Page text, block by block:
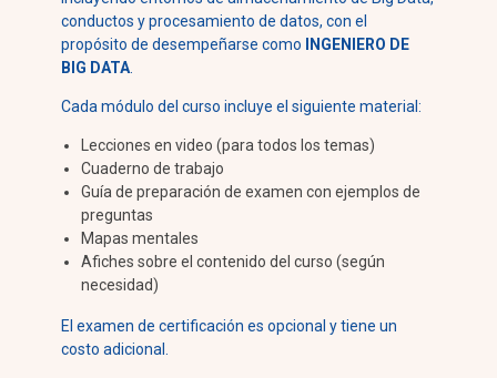
conductos y procesamiento de datos, con el
propósito de desempeñarse como
INGENIERO DE
BIG DATA.
Cada módulo del curso incluye el siguiente material:
Lecciones en video (para todos los temas)
Cuaderno de trabajo
Guía de preparación de examen con ejemplos de
preguntas
Mapas mentales
Afiches sobre el contenido del curso (según
necesidad)
El examen de certificación es opcional y tiene un
costo adicional.